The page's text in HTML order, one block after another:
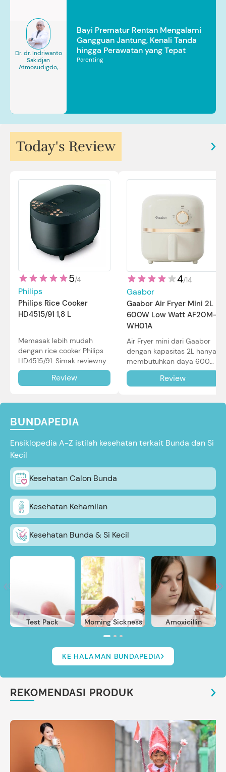
Dr. dr. Indriwanto
Sakidjan
Atmosudigdo,
Bayi Prematur Rentan Mengalami
Gangguan Jantung, Kenali Tanda
hingga Perawatan yang Tepat
Parenting
Today's Review
5/4
Philips
Philips Rice Cooker
HD4515/91 1,8 L
Memasak lebih mudah
dengan rice cooker Philips
HD4515/91. Simak reviewnya
di sini.
Review
4/14
Gaabor
Gaabor Air Fryer Mini 2L
600W Low Watt AF20M-
WH01A
Air Fryer mini dari Gaabor
dengan kapasitas 2L hanya
membutuhkan daya 600W
dalam pemakaian. Simak
review selengkapnya di sini.
Review
BUNDAPEDIA
Ensiklopedia A-Z istilah kesehatan terkait Bunda dan Si
Kecil
Kesehatan Calon Bunda
Kesehatan Kehamilan
Kesehatan Bunda & Si Kecil
Test Pack Morning Sickness Amoxicillin
KE HALAMAN BUNDAPEDIA
REKOMENDASI PRODUK